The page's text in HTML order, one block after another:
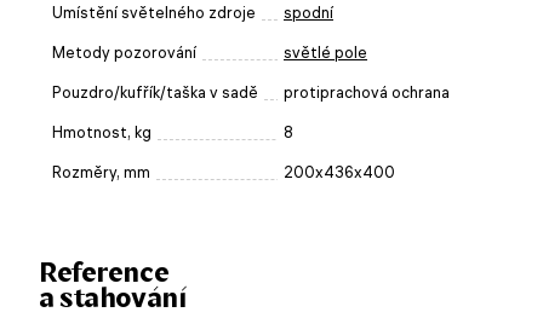
Umístění světelného zdroje spodní
Metody pozorování světlé pole
Pouzdro/kufřík/taška v sadě protiprachová ochrana
Hmotnost, kg 8
Rozměry, mm 200x436x400
Reference
a stahování